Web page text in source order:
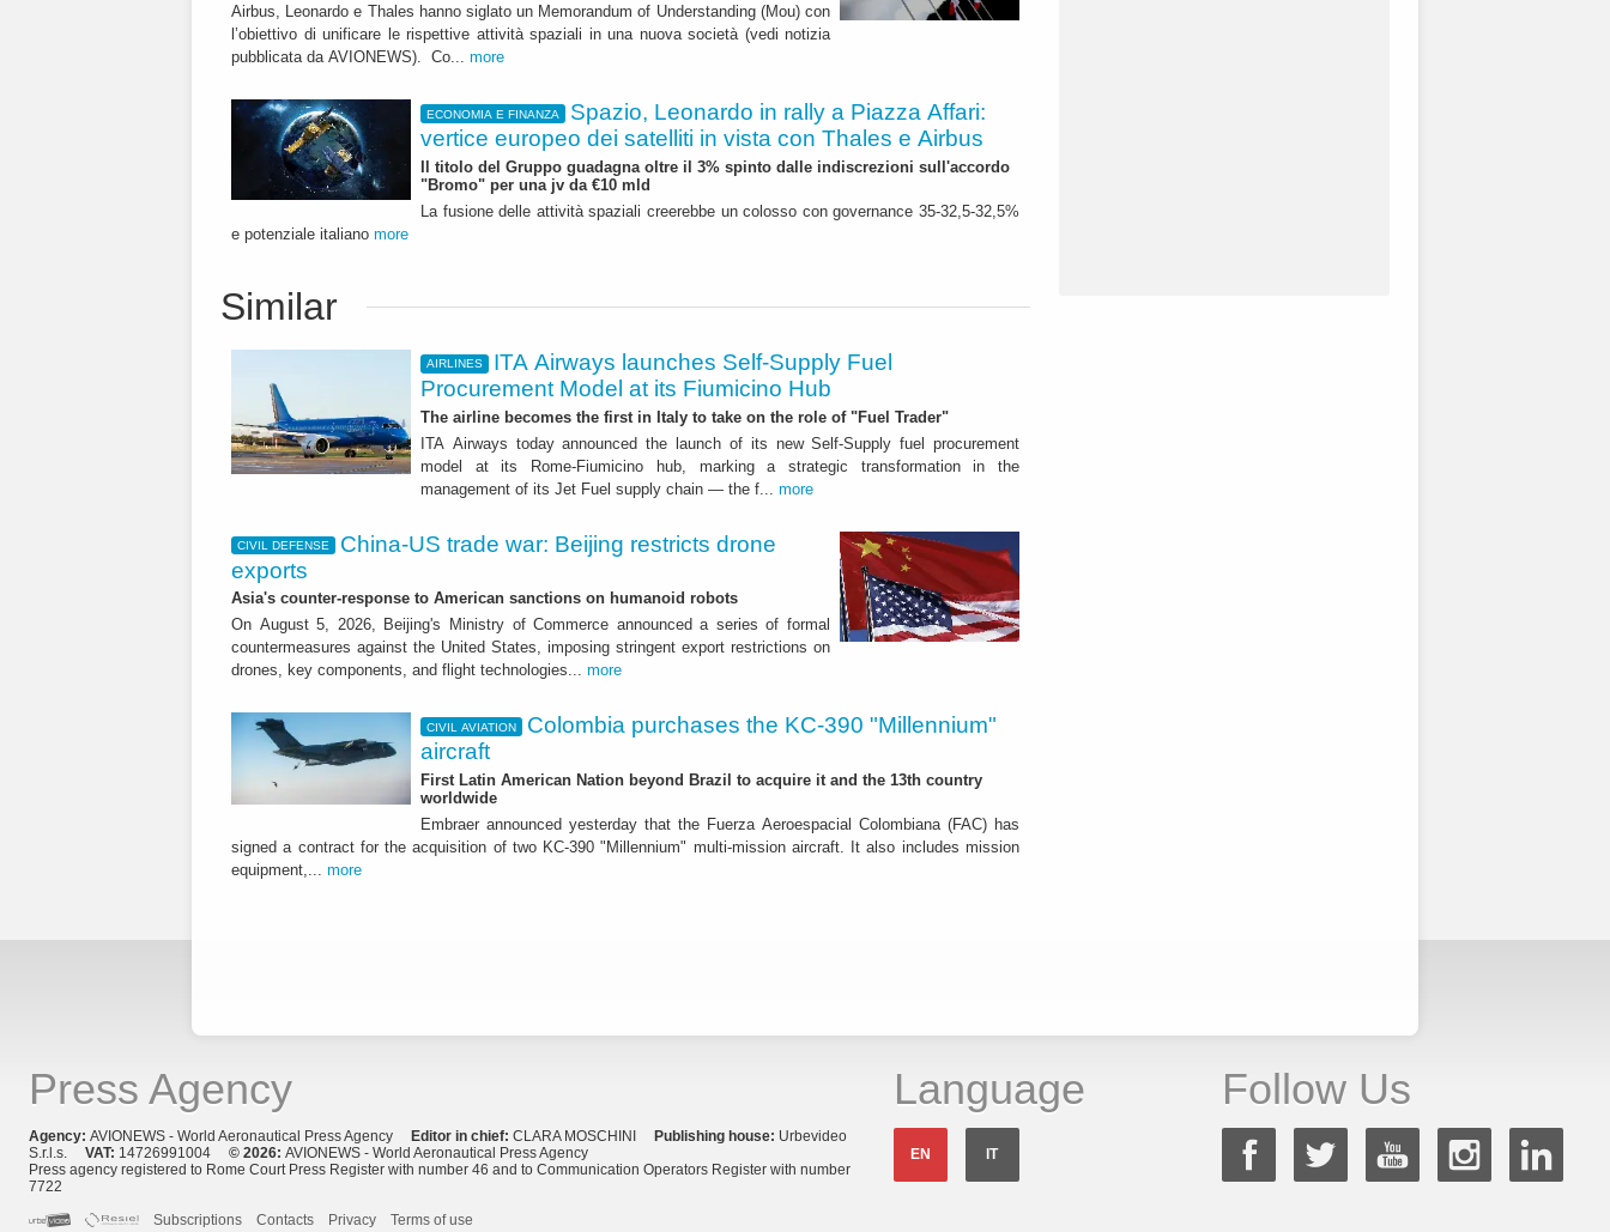
Airbus, Leonardo e Thales hanno siglato un Memorandum of Understanding (Mou) con
l’obiettivo di unificare le rispettive attività spaziali in una nuova società (vedi notizia
pubblicata da AVIONEWS). Co... more
ECONOMIA E FINANZA
Spazio, Leonardo in rally a Piazza Affari:
vertice europeo dei satelliti in vista con Thales e Airbus
Il titolo del Gruppo guadagna oltre il 3% spinto dalle indiscrezioni sull'accordo
"Bromo" per una jv da €10 mld
La fusione delle attività spaziali creerebbe un colosso con governance 35-32,5-32,5%
e potenziale italiano more
Similar
AIRLINES
ITA Airways launches Self-Supply Fuel
Procurement Model at its Fiumicino Hub
The airline becomes the first in Italy to take on the role of "Fuel Trader"
ITA Airways today announced the launch of its new Self-Supply fuel procurement
model at its Rome-Fiumicino hub, marking a strategic transformation in the
management of its Jet Fuel supply chain — the f... more
CIVIL DEFENSE
China-US trade war: Beijing restricts drone
exports
Asia's counter-response to American sanctions on humanoid robots
On August 5, 2026, Beijing's Ministry of Commerce announced a series of formal
countermeasures against the United States, imposing stringent export restrictions on
drones, key components, and flight technologies... more
CIVIL AVIATION
Colombia purchases the KC-390 "Millennium"
aircraft
First Latin American Nation beyond Brazil to acquire it and the 13th country
worldwide
Embraer announced yesterday that the Fuerza Aeroespacial Colombiana (FAC) has
signed a contract for the acquisition of two KC-390 "Millennium" multi-mission aircraft. It also includes mission
equipment,... more
Press Agency
Agency: AVIONEWS - World Aeronautical Press Agency Editor in chief: CLARA MOSCHINI Publishing house: Urbevideo
S.r.l.s. VAT: 14726991004 © 2026: AVIONEWS - World Aeronautical Press Agency
Press agency registered to Rome Court Press Register with number 46 and to Communication Operators Register with number
7722
Subscriptions
Contacts Privacy Terms of use
Language
EN IT
Follow Us